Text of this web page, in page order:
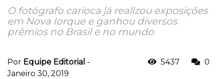
O fotógrafo carioca já realizou exposições
em Nova Iorque e ganhou diversos
prêmios no Brasil e no mundo
Por Equipe Editorial -
Janeiro 30, 2019
5437 0